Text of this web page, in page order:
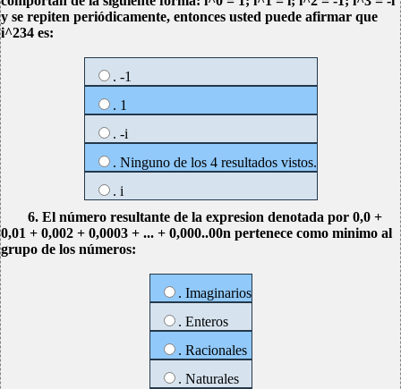
y se repiten periódicamente, entonces usted puede afirmar que
i^234 es:
. -1
. 1
. -i
. Ninguno de los 4 resultados vistos.
. i
6. El número resultante de la expresion denotada por 0,0 +
0,01 + 0,002 + 0,0003 + ... + 0,000..00n pertenece como minimo al
grupo de los números:
. Imaginarios
. Enteros
. Racionales
. Naturales